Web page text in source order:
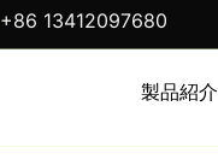
+86 13412097680
製品紹介